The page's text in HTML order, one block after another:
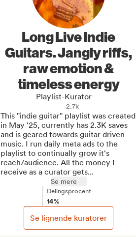
Long Live Indie
Guitars. Jangly riffs,
raw emotion &
timeless energy
Playlist-Kurator
2.7k
This "indie guitar" playlist was created
in May '25, currently has 2.3K saves
and is geared towards guitar driven
music. I run daily meta ads to the
playlist to continually grow it's
reach/audience. All the money I
receive as a curator gets...
Se mere
Delingsprocent
14%
Se lignende kuratorer